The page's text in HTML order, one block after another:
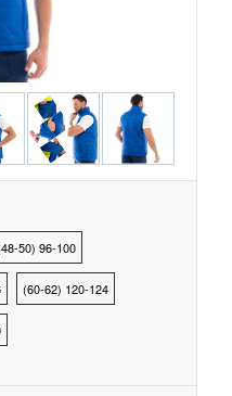
50) 96-100
(60-62) 120-124